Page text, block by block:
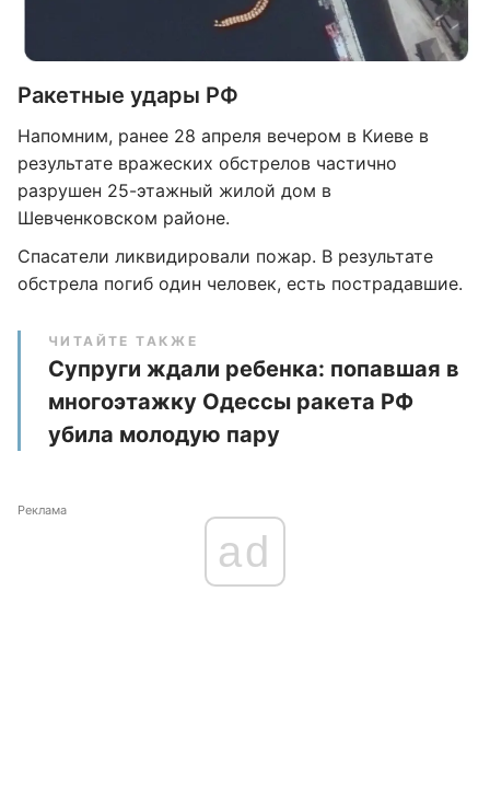
Ракетные удары РФ
Напомним, ранее 28 апреля вечером в Киеве в
результате вражеских обстрелов частично
разрушен 25-этажный жилой дом в
Шевченковском районе.
Спасатели ликвидировали пожар. В результате
обстрела погиб один человек, есть пострадавшие.
ЧИТАЙТЕ ТАКЖЕ
Супруги ждали ребенка: попавшая в
многоэтажку Одессы ракета РФ
убила молодую пару
Реклама
ad